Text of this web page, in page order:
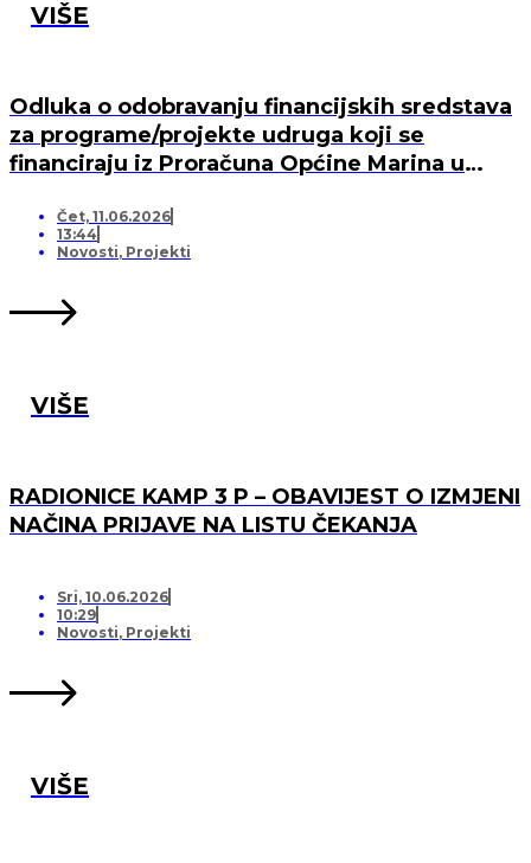
VIŠE
Odluka o odobravanju financijskih sredstava
za programe/projekte udruga koji se
financiraju iz Proračuna Općine Marina u
Čet, 11.06.2026
13:44
Novosti, Projekti
VIŠE
RADIONICE KAMP 3 P – OBAVIJEST O IZMJENI
NAČINA PRIJAVE NA LISTU ČEKANJA
Sri, 10.06.2026
10:29
Novosti, Projekti
VIŠE